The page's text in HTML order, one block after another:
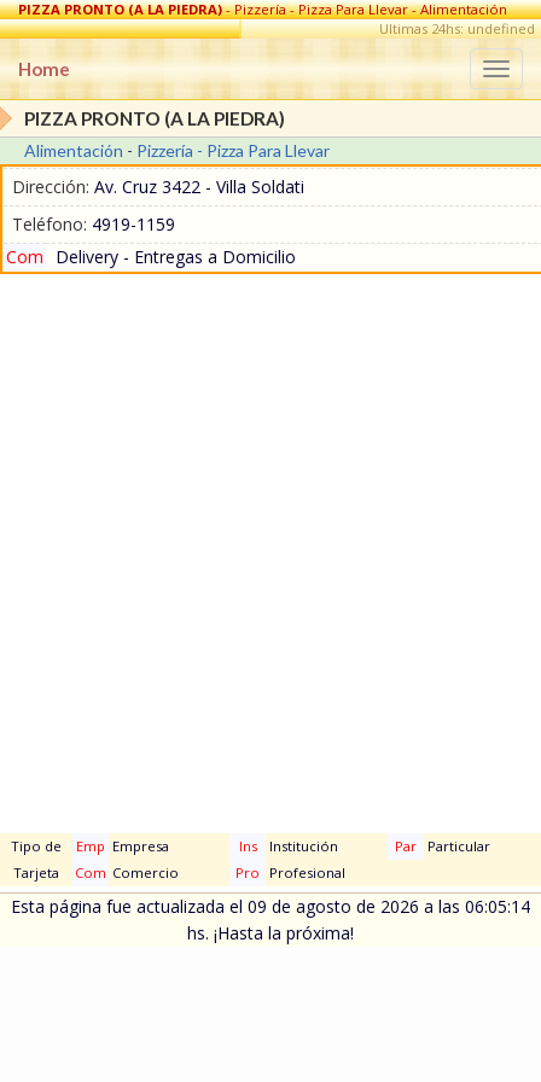
PIZZA PRONTO (A LA PIEDRA)- Pizzería - Pizza Para Llevar - Alimentación
en Villa Soldati
Ultimas 24hs: undefined
Home
PIZZA PRONTO (A LA PIEDRA)
Alimentación - Pizzería - Pizza Para Llevar
Dirección: Av. Cruz 3422 - Villa Soldati
Teléfono: 4919-1159
Com
Delivery - Entregas a Domicilio
Tipo de
Tarjeta
Emp Empresa Ins Institución Par
Particular
Com Comercio Pro Profesional
Esta página fue actualizada el 09 de agosto de 2026 a las 06:05:14
hs. ¡Hasta la próxima!